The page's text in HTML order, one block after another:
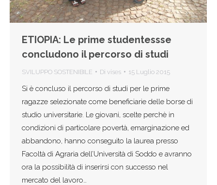
ETIOPIA: Le prime studentessse
concludono il percorso di studi
SVILUPPO SOSTENIBILE Di vises 15 Luglio 2015
Si è concluso il percorso di studi per le prime
ragazze selezionate come beneficiarie delle borse di
studio universitarie. Le giovani, scelte perchè in
condizioni di particolare povertà, emarginazione ed
abbandono, hanno conseguito la laurea presso
Facoltà di Agraria dell’Università di Soddo e avranno
ora la possibilità di inserirsi con successo nel
mercato del lavoro…